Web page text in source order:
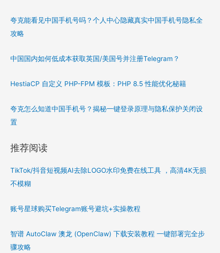
夸克能看见中国手机号吗？个人中心隐藏真实中国手机号隐私全
攻略
中国国内如何低成本获取英国/美国号并注册Telegram？
HestiaCP 自定义 PHP-FPM 模板：PHP 8.5 性能优化秘籍
夸克怎么知道中国手机号？揭秘一键登录原理与隐私保护关闭设
置
推荐阅读
TikTok/抖音短视频AI去除LOGO水印免费在线工具 ，高清4K无损
不模糊
账号星球购买Telegram账号避坑+实操教程
智谱 AutoClaw 澳龙 (OpenClaw) 下载安装教程 一键部署完全步
骤攻略